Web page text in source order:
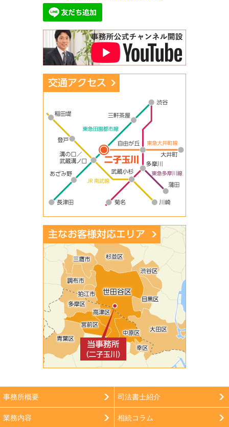
事務所概要 司法書士紹介
業務内容 相続コラム